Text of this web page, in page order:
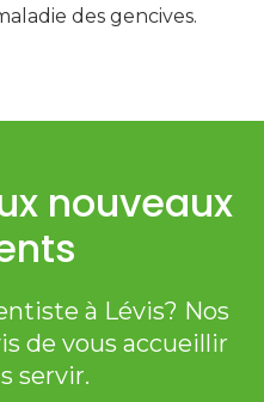
des gencives.
nouveaux
à Lévis? Nos
de vous accueillir
servir.